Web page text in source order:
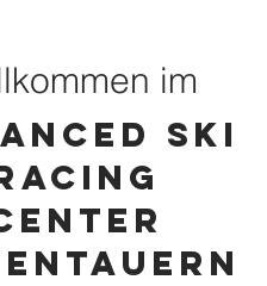
im
SKI